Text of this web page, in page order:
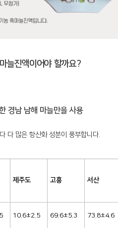
늘진액이어야 할까요?
경남 남해 마늘만을 사용
다 많은 항산화 성분이 풍부합니다.
제주도 고흥 서산
10.6±2.5 69.6±5.3 73.8±4.6